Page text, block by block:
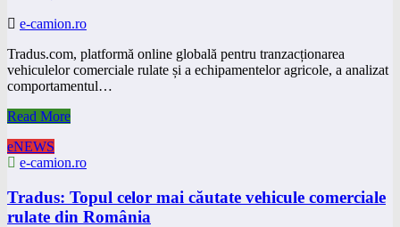
e-camion.ro
Tradus.com, platformă online globală pentru tranzacționarea
vehiculelor comerciale rulate și a echipamentelor agricole, a analizat
comportamentul…
Read More
eNEWS
e-camion.ro
Tradus: Topul celor mai căutate vehicule comerciale
rulate din România